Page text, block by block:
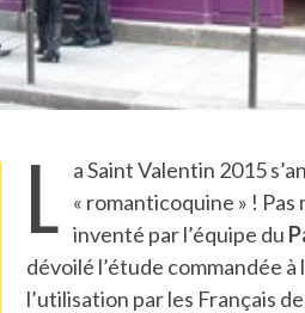
LA PHOTO
L a Saint Valentin 2015
« romanticoquine » ! Pas
inventé par l’équipe du
dévoilé l’étude commandée
l’utilisation par les Français